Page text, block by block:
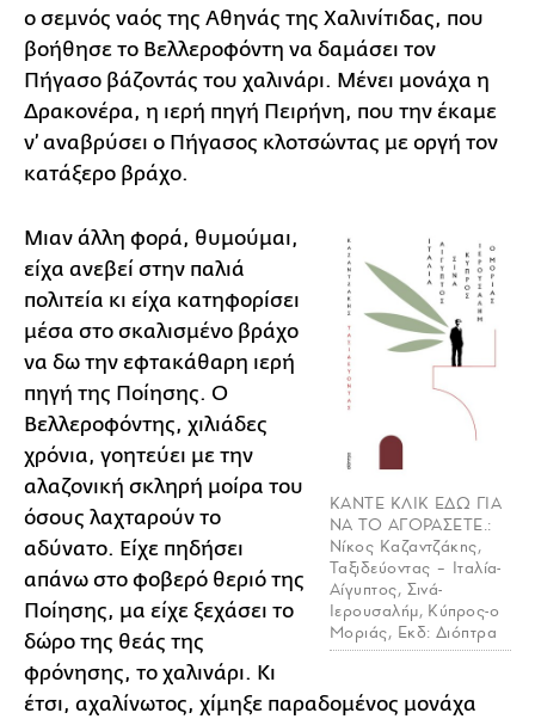
ο σεμνός ναός της Αθηνάς της Χαλινίτιδας, που
βοήθησε το Βελλεροφόντη να δαμάσει τον
Πήγασο βάζοντάς του χαλινάρι. Μένει μονάχα η
Δρακονέρα, η ιερή πηγή Πειρήνη, που την έκαμε
ν’ αναβρύσει ο Πήγασος κλοτσώντας με οργή τον
κατάξερο βράχο.
ΚΑΝΤΕ ΚΛΙΚ ΕΔΩ ΓΙΑ
ΝΑ ΤΟ ΑΓΟΡΑΣΕΤΕ.:
Νίκος Καζαντζάκης,
Ταξιδεύοντας – Ιταλία-
Αίγυπτος, Σινά-
Ιερουσαλήμ, Κύπρος-ο
Μοριάς, Εκδ: Διόπτρα
Μιαν άλλη φορά, θυμούμαι,
είχα ανεβεί στην παλιά
πολιτεία κι είχα κατηφορίσει
μέσα στο σκαλισμένο βράχο
να δω την εφτακάθαρη ιερή
πηγή της Ποίησης. Ο
Βελλεροφόντης, χιλιάδες
χρόνια, γοητεύει με την
αλαζονική σκληρή μοίρα του
όσους λαχταρούν το
αδύνατο. Είχε πηδήσει
απάνω στο φοβερό θεριό της
Ποίησης, μα είχε ξεχάσει το
δώρο της θεάς της
φρόνησης, το χαλινάρι. Κι
έτσι, αχαλίνωτος, χίμηξε παραδομένος μονάχα